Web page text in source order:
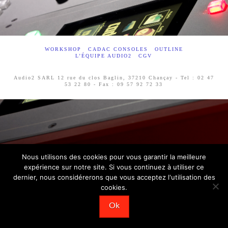
WORKSHOP CADAC CONSOLES
OUTLINE
L’ÉQUIPE AUDIO2
CGV
Audio2 SARL 12 rue du clos Baglin, 37210 Chançay - Tel : 02 47
53 22 80 - Fax : 09 57 92 72 33
Nous utilisons des cookies pour vous garantir la meilleure
expérience sur notre site. Si vous continuez à utiliser ce
dernier, nous considérerons que vous acceptez l'utilisation des
cookies.
Ok